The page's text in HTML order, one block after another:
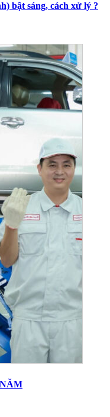
bật sáng, cách xử lý ?